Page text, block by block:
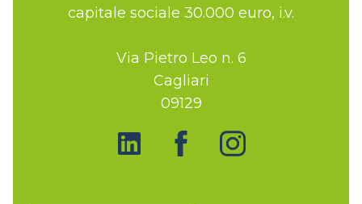
capitale sociale 30.000 euro, i.v.
Via Pietro Leo n. 6
Cagliari
09129